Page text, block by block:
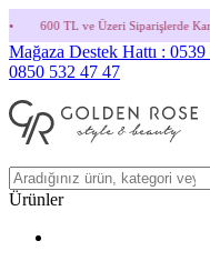
Siparişlerde Kargo Bedava! •
Mağaza Destek Hattı :
0850 532 47 47
Ürünler